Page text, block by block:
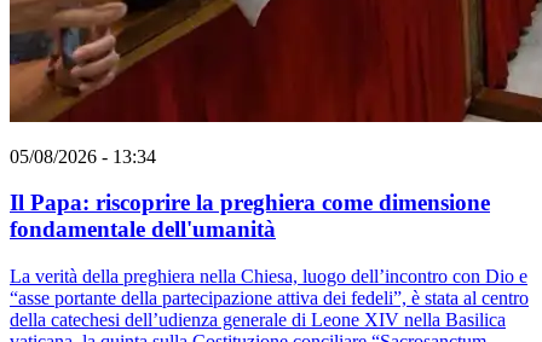
05/08/2026 - 13:34
Il Papa: riscoprire la preghiera come dimensione
fondamentale dell'umanità
La verità della preghiera nella Chiesa, luogo dell’incontro con Dio e
“asse portante della partecipazione attiva dei fedeli”, è stata al centro
della catechesi dell’udienza generale di Leone XIV nella Basilica